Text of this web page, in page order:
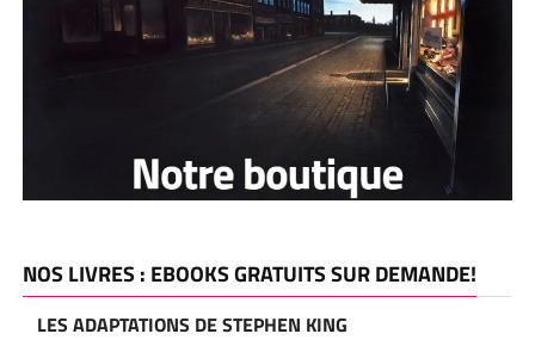
NOS LIVRES : EBOOKS GRATUITS SUR DEMANDE!
LES ADAPTATIONS DE STEPHEN KING